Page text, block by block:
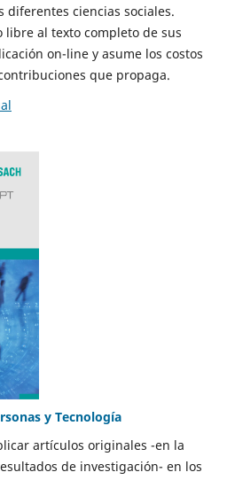
diferentes ciencias sociales.
libre al texto completo de sus
on-line y asume los costos
que propaga.
y Tecnología
artículos originales -en la
de investigación- en los